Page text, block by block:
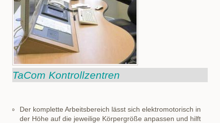
TaCom Kontrollzentren
Der komplette Arbeitsbereich lässt sich elektromotorisch in
der Höhe auf die jeweilige Körpergröße anpassen und hilft